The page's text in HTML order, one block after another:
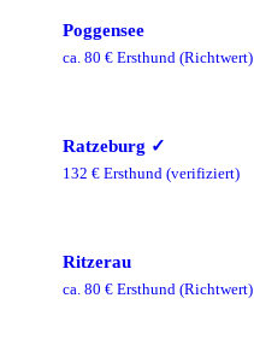
Poggensee
ca. 80 € Ersthund (Richtwert)
Ratzeburg ✓
132 € Ersthund (verifiziert)
Ritzerau
ca. 80 € Ersthund (Richtwert)